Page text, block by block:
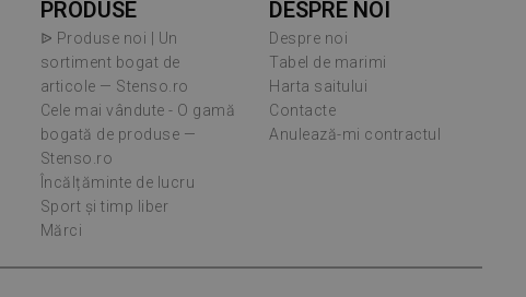
PRODUSE
ᐉ Produse noi | Un
sortiment bogat de
articole — Stenso.ro
Cele mai vândute - O gamă
bogată de produse —
Stenso.ro
Încălțăminte de lucru
Sport și timp liber
Mărci
DESPRE NOI
Despre noi
Tabel de marimi
Harta saitului
Contacte
Anulează-mi contractul